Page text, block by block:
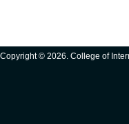
Copyright © 2026. College of